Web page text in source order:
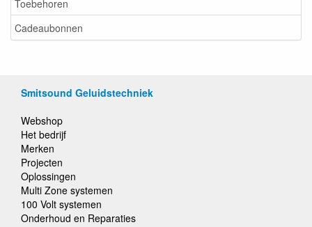
Toebehoren
Cadeaubonnen
Smitsound Geluidstechniek
Webshop
Het bedrijf
Merken
Projecten
Oplossingen
Multi Zone systemen
100 Volt systemen
Onderhoud en Reparaties